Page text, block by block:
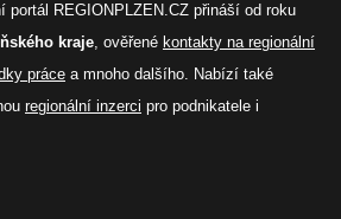
portál REGIONPLZEN.CZ přináší od roku
kraje, ověřené kontakty na regionální
práce a mnoho dalšího. Nabízí také
regionální inzerci pro podnikatele i